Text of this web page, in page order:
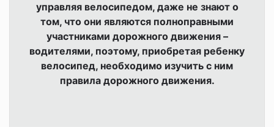
управляя велосипедом, даже не знают о
том, что они являются полноправными
участниками дорожного движения –
водителями, поэтому, приобретая ребенку
велосипед, необходимо изучить с ним
правила дорожного движения.